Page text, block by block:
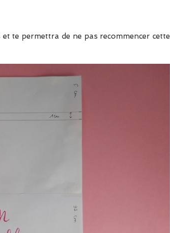
te permettra de ne pas recommencer cette